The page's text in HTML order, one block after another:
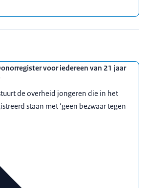
voor iedereen van 21 jaar
de overheid jongeren die in het
staan met ‘geen bezwaar tegen